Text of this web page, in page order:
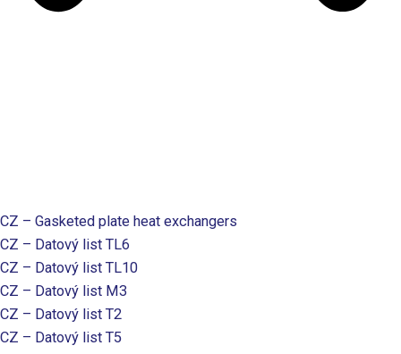
CZ – Gasketed plate heat exchangers
CZ – Datový list TL6
CZ – Datový list TL10
CZ – Datový list M3
CZ – Datový list T2
CZ – Datový list T5